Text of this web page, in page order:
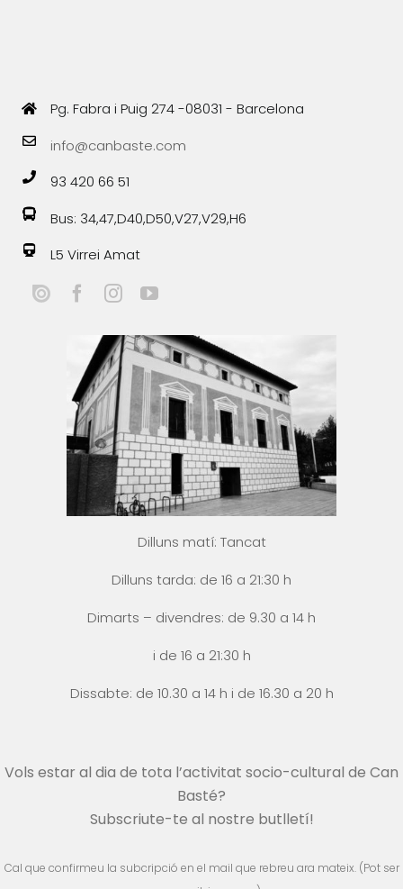
Pg. Fabra i Puig 274 -08031 - Barcelona
info@canbaste.com
93 420 66 51
Bus: 34,47,D40,D50,V27,V29,H6
L5 Virrei Amat
Dilluns matí: Tancat
Dilluns tarda: de 16 a 21:30 h
Dimarts – divendres: de 9.30 a 14 h
i de 16 a 21:30 h
Dissabte: de 10.30 a 14 h i de 16.30 a 20 h
Vols estar al dia de tota l’activitat socio-cultural de Can
Basté?
Subscriute-te al nostre butlletí!
Cal que confirmeu la subcripció en el mail que rebreu ara mateix. (Pot ser